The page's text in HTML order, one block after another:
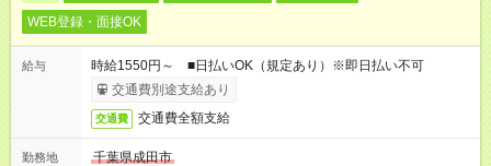
WEB登録・面接OK
給与
時給1550円～ ■日払いOK（規定あり）※即日払い不可
交通費別途支給あり
交通費 交通費全額支給
勤務地
千葉県成田市